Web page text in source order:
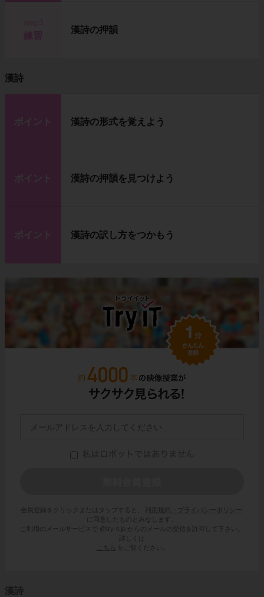
漢詩の押韻
漢詩
ポイント 漢詩の形式を覚えよう
ポイント 漢詩の押韻を見つけよう
ポイント 漢詩の訳し方をつかもう
会員登録をクリックまたはタップすると、
利用規約・プライバシーポリシー
に同意したものとみなします。
ご利用のメールサービスで @try-it.jp からのメールの受信を許可して下さい。
詳しくは
こちら
をご覧ください。
漢詩